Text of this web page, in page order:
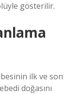
gösterilir.
ilk ve son
doğasını